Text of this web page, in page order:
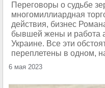
Переговоры о судьбе
многомиллиардная
действия, бизнес
бывшей жены и работа
Украине. Все эти
переплетены в одном,
6 мая 2023